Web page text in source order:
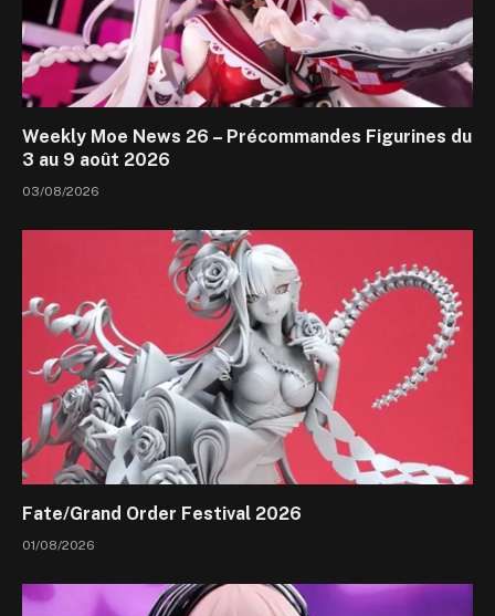
Weekly Moe News 26 – Précommandes Figurines du
3 au 9 août 2026
03/08/2026
Fate/Grand Order Festival 2026
01/08/2026